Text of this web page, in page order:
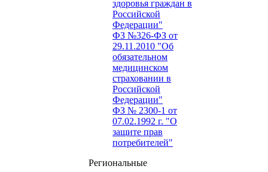
здоровья граждан в
Российской
Федерации"
ФЗ №326-ФЗ от
29.11.2010 "Об
обязательном
медицинском
страховании в
Российской
Федерации"
ФЗ № 2300-1 от
07.02.1992 г. "О
защите прав
потребителей"
Региональные